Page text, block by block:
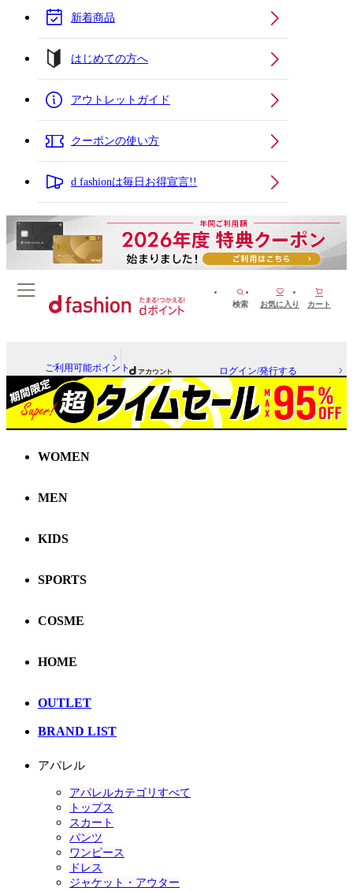
新着商品
はじめての方へ
アウトレットガイド
クーポンの使い方
d fashionは毎日お得宣言!!
検索 お気に入り カート
ご利用可能ポイント ログイン/発行する
WOMEN
MEN
KIDS
SPORTS
COSME
HOME
OUTLET
BRAND LIST
アパレル
アパレルカテゴリすべて
トップス
スカート
パンツ
ワンピース
ドレス
ジャケット・アウター